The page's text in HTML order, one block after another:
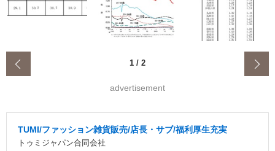
1 / 2
advertisement
TUMI/ファッション雑貨販売/店長・サブ/福利厚生充実
トゥミジャパン合同会社